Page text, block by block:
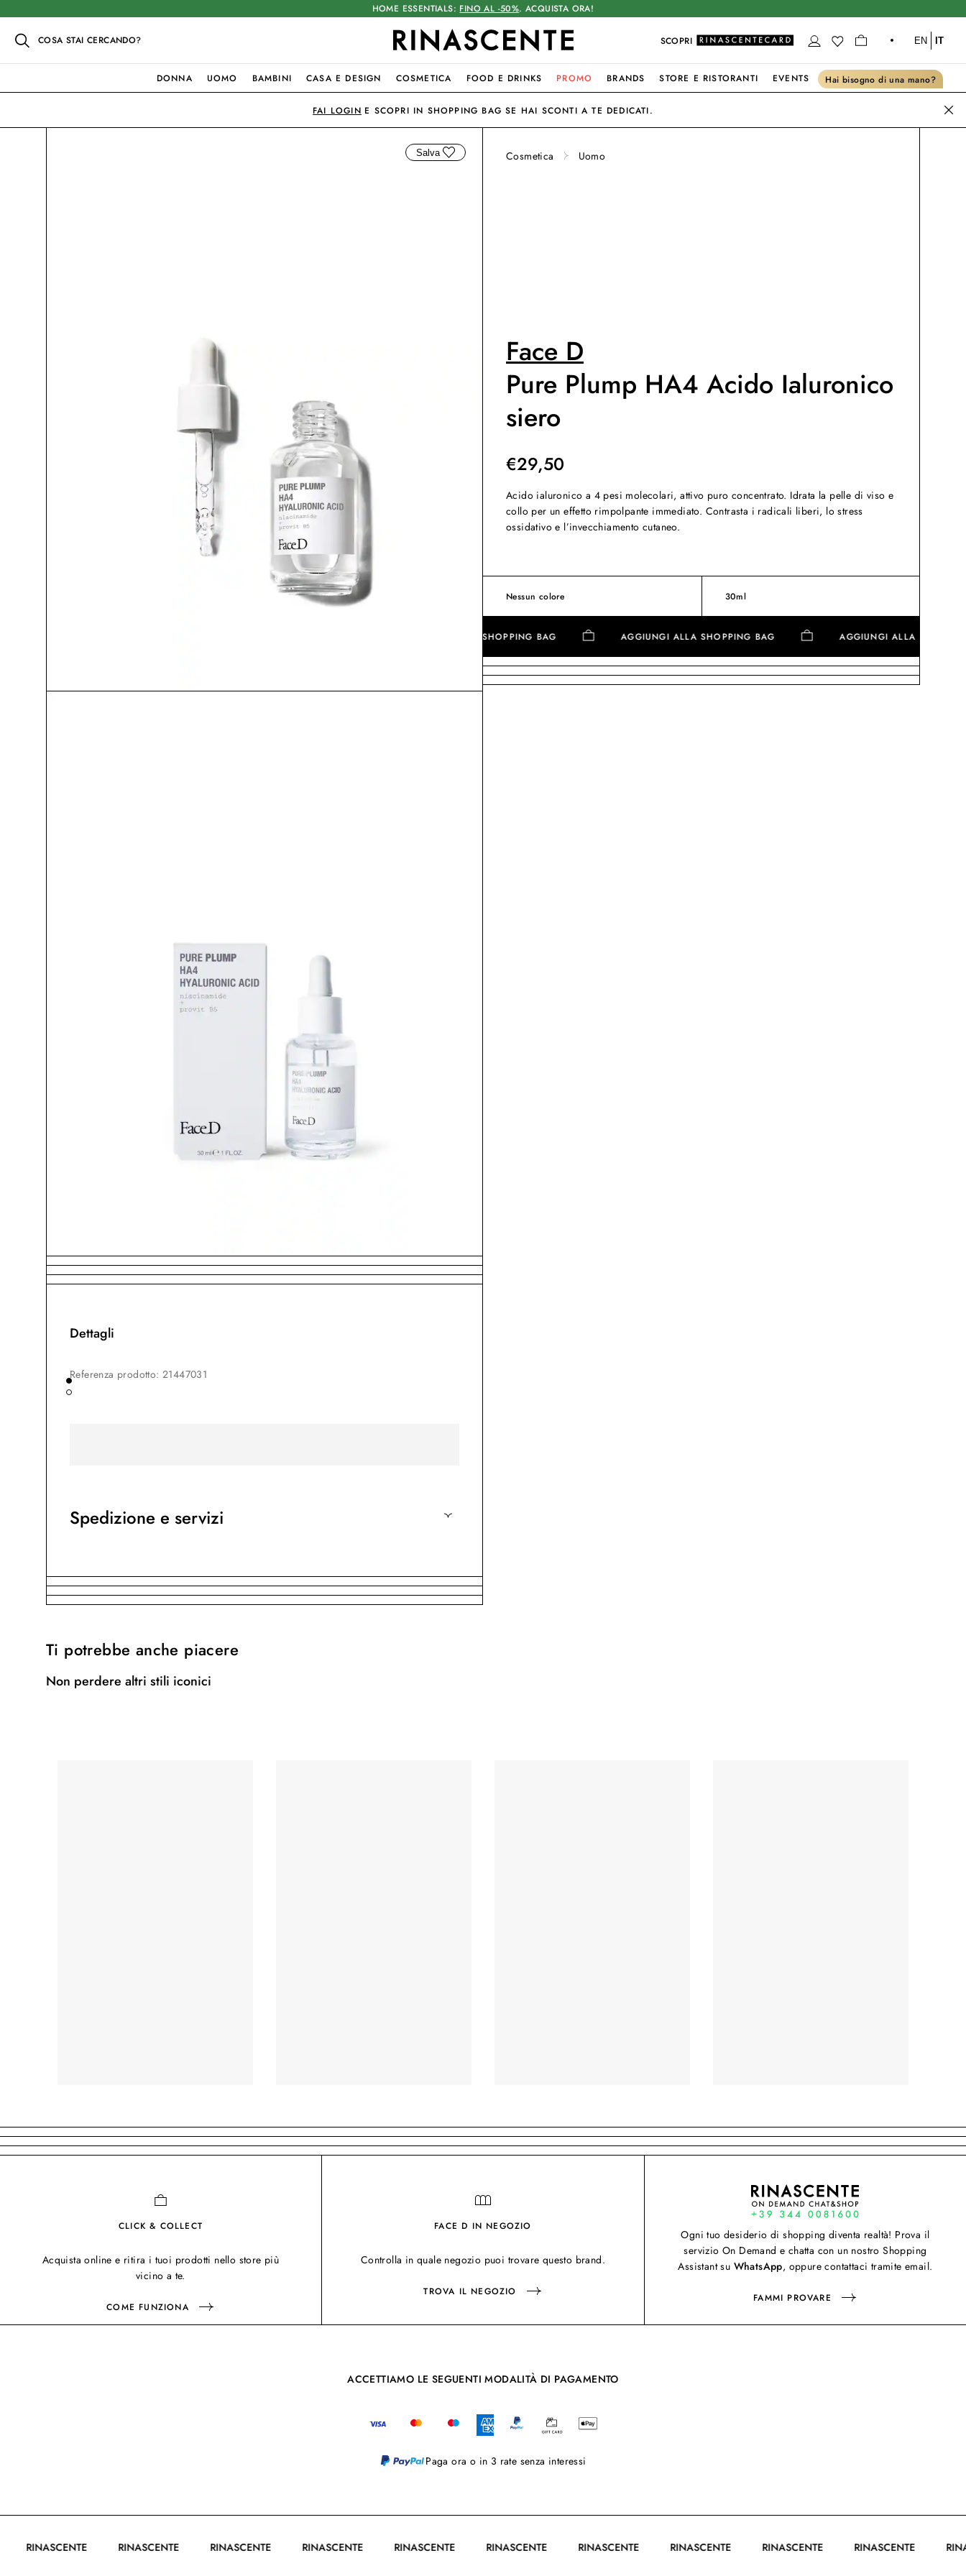
HOME ESSENTIALS: FINO AL -50%. ACQUISTA ORA!
COSA STAI CERCANDO? SCOPRI EN IT
DONNA UOMO BAMBINI CASA E DESIGN COSMETICA FOOD E DRINKS PROMO BRANDS STORE E RISTORANTI EVENTS Hai bisogno di una mano?
FAI LOGIN E SCOPRI IN SHOPPING BAG SE HAI SCONTI A TE DEDICATI.
Salva
Dettagli
Referenza prodotto:21447031
Spedizione e servizi
Cosmetica Uomo
Face D
Pure Plump HA4 Acido Ialuronico
siero
€29,50
Acido ialuronico a 4 pesi molecolari, attivo puro concentrato. Idrata la pelle di viso e
collo per un effetto rimpolpante immediato. Contrasta i radicali liberi, lo stress
ossidativo e l’invecchiamento cutaneo.
Nessun colore 30ml
AGGIUNGI ALLA SHOPPING BAG AGGIUNGI ALLA SHOPPING BAG AGGIUNGI ALLA
Ti potrebbe anche piacere
Non perdere altri stili iconici
CLICK & COLLECT
Acquista online e ritira i tuoi prodotti nello store più
vicino a te.
COME FUNZIONA
FACE D IN NEGOZIO
Controlla in quale negozio puoi trovare questo brand.
TROVA IL NEGOZIO
Ogni tuo desiderio di shopping diventa realtà! Prova il
servizio On Demand e chatta con un nostro Shopping
Assistant su WhatsApp, oppure contattaci tramite email.
FAMMI PROVARE
ACCETTIAMO LE SEGUENTI MODALITÀ DI PAGAMENTO
Paga ora o in 3 rate senza interessi
RINASCENTE RINASCENTE RINASCENTE RINASCENTE RINASCENTE RINASCENTE RINASCENTE RINASCENTE RINASCENTE RINASCENTE